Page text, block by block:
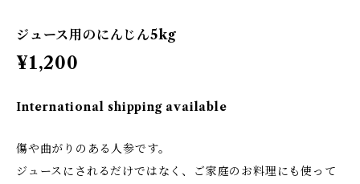
ジュース用のにんじん5kg
¥1,200
International shipping available
傷や曲がりのある人参です。
ジュースにされるだけではなく、ご家庭のお料理にも使って